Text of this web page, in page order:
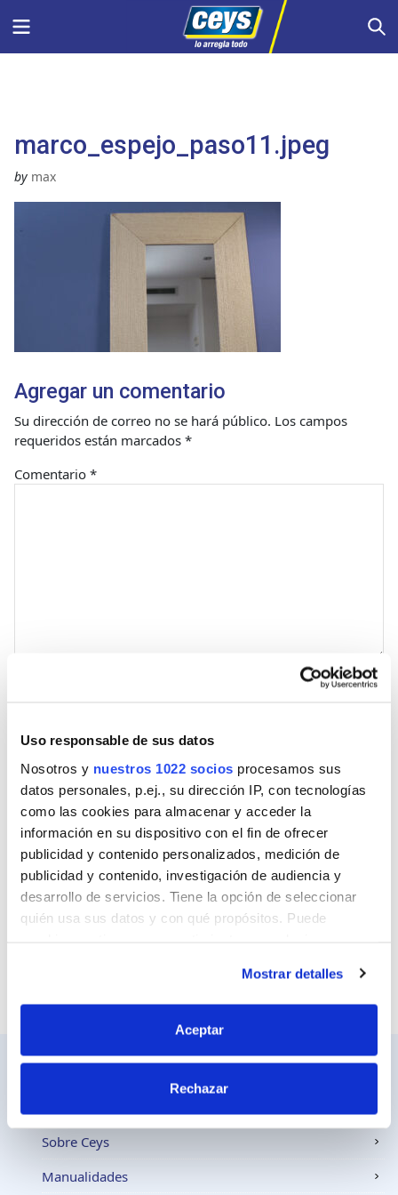
Uso responsable de sus datos
Nosotros y nuestros 1022 socios procesamos sus
datos personales, p.ej., su dirección IP, con tecnologías
como las cookies para almacenar y acceder la
información en su dispositivo con el fin de ofrecer
publicidad y contenido personalizados, medición de
publicidad y contenido, investigación de audiencia y
desarrollo de servicios. Tiene la opción de seleccionar
quién usa sus datos y con qué propósitos. Puede
Si lo permite, también quisiéramos:
Identificar su dispositivo analizándolo activamente
para buscar características específicas (huellas
digitales)
Obtenga más información sobre cómo se procesan sus
Mostrar detalles
Aceptar
Rechazar
Menu
marco_espejo_paso11.jpeg
by max
Agregar un comentario
Su dirección de correo no se hará público. Los campos
requeridos están marcados *
Comentario *
Correo
Sitio web
Ceys
Sobre Ceys
Manualidades